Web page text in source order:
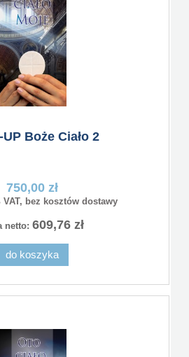
Boże Ciało 2
750,00 zł
VAT, bez kosztów dostawy
netto: 609,76 zł
do koszyka